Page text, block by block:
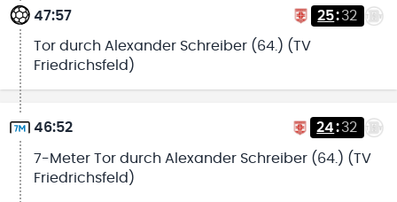
47:57 25:32
Tor durch Alexander Schreiber (64.) (TV
Friedrichsfeld)
46:52 24:32
7-Meter Tor durch Alexander Schreiber (64.) (TV
Friedrichsfeld)